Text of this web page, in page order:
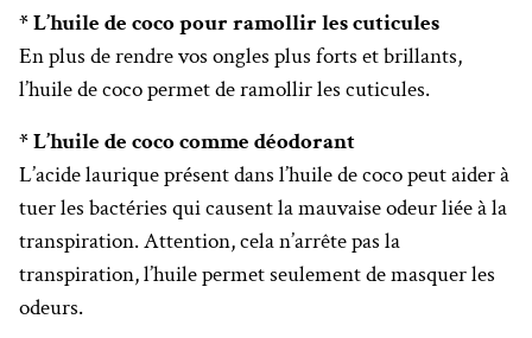
* L’huile de coco pour ramollir les cuticules
En plus de rendre vos ongles plus forts et brillants,
l’huile de coco permet de ramollir les cuticules.
* L’huile de coco comme déodorant
L’acide laurique présent dans l’huile de coco peut aider à
tuer les bactéries qui causent la mauvaise odeur liée à la
transpiration. Attention, cela n’arrête pas la
transpiration, l’huile permet seulement de masquer les
odeurs.